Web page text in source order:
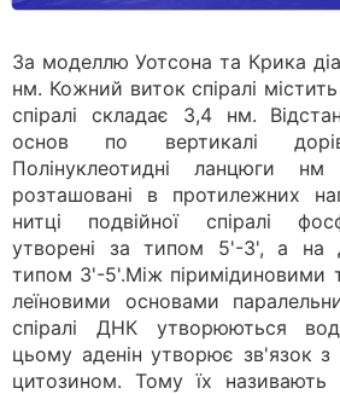
За моделлю Уотсона та Крика
нм. Кожний виток спіралі
спіралі складає 3,4 нм.
основ по вертика­лі
Полінуклеотидні ланцюги нм
розташовані в протилежних
нитці подвійної спіралі
утворені за типом 5'-3', а на
типом 3'-5'.Між піримідиновими
леїновими основами
спіралі ДНК утворюються
цьому аденін утворює зв'язок з
цитозином. Тому їх називають